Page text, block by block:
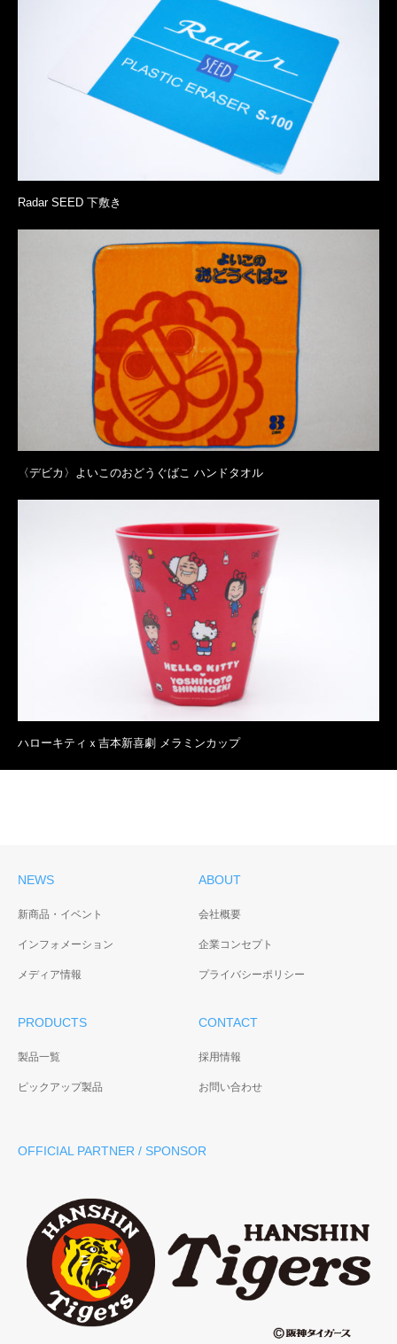
Radar SEED 下敷き
〈デビカ〉よいこのおどうぐばこ ハンドタオル
ハローキティｘ吉本新喜劇 メラミンカップ
NEWS
新商品・イベント
インフォメーション
メディア情報
ABOUT
会社概要
企業コンセプト
プライバシーポリシー
PRODUCTS
製品一覧
ピックアップ製品
CONTACT
採用情報
お問い合わせ
OFFICIAL PARTNER / SPONSOR